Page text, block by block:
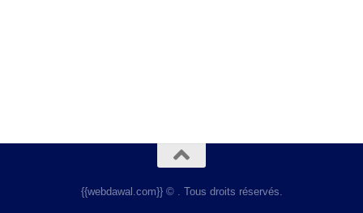
{{webdawal.com}} © . Tous droits réservés.